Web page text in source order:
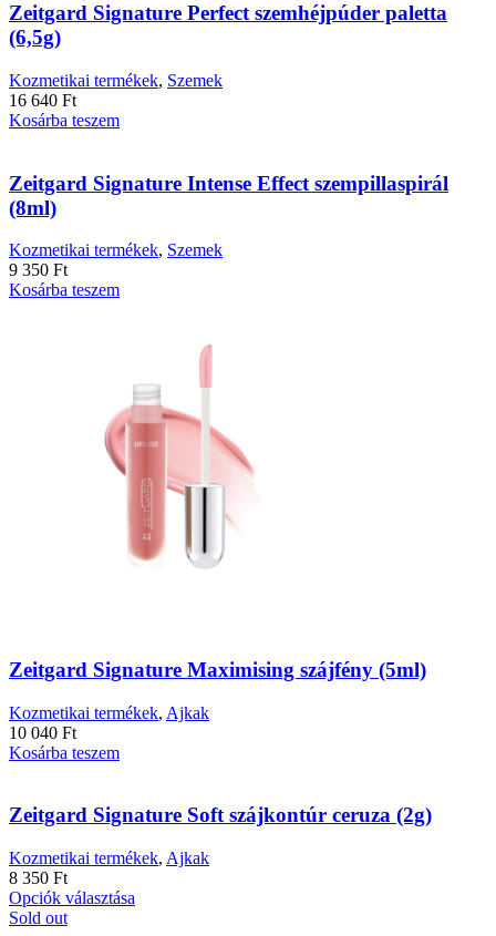
van.
a
termékoldalon
Zeitgard Signature Perfect szemhéjpúder paletta
(6,5g)
Kozmetikai termékek, Szemek
16 640 Ft
Kosárba teszem
Zeitgard Signature Intense Effect szempillaspirál
(8ml)
Kozmetikai termékek, Szemek
9 350 Ft
Kosárba teszem
Zeitgard Signature Maximising szájfény (5ml)
Kozmetikai termékek, Ajkak
10 040 Ft
Kosárba teszem
Zeitgard Signature Soft szájkontúr ceruza (2g)
Kozmetikai termékek, Ajkak
8 350 Ft
Opciók választása
Sold out